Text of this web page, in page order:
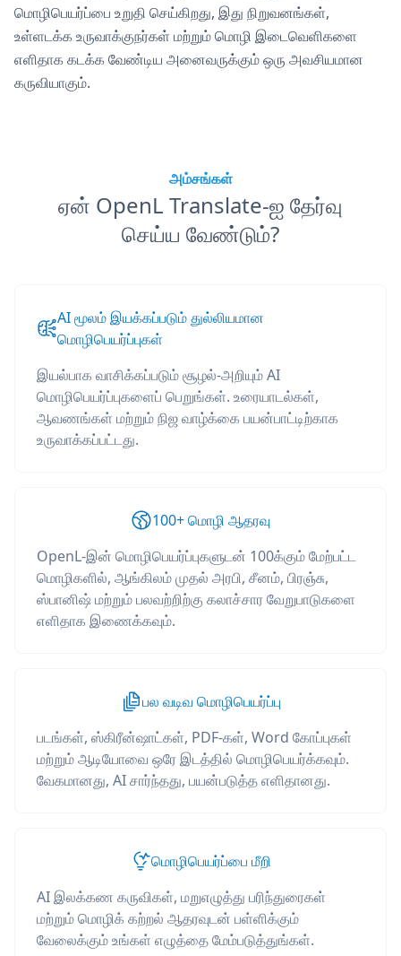
மொழிபெயர்ப்பை உறுதி செய்கிறது, இது நிறுவனங்கள்,
உள்ளடக்க உருவாக்குநர்கள் மற்றும் மொழி இடைவெளிகளை
எளிதாக கடக்க வேண்டிய அனைவருக்கும் ஒரு அவசியமான
கருவியாகும்.
அம்சங்கள்
ஏன் OpenL Translate-ஐ தேர்வு
செய்ய வேண்டும்?
AI மூலம் இயக்கப்படும் துல்லியமான
மொழிபெயர்ப்புகள்
இயல்பாக வாசிக்கப்படும் சூழல்-அறியும் AI
மொழிபெயர்ப்புகளைப் பெறுங்கள். உரையாடல்கள்,
ஆவணங்கள் மற்றும் நிஜ வாழ்க்கை பயன்பாட்டிற்காக
உருவாக்கப்பட்டது.
100+ மொழி ஆதரவு
OpenL-இன் மொழிபெயர்ப்புகளுடன் 100க்கும் மேற்பட்ட
மொழிகளில், ஆங்கிலம் முதல் அரபி, சீனம், பிரஞ்சு,
ஸ்பானிஷ் மற்றும் பலவற்றிற்கு கலாச்சார வேறுபாடுகளை
எளிதாக இணைக்கவும்.
பல வடிவ மொழிபெயர்ப்பு
படங்கள், ஸ்கிரீன்ஷாட்கள், PDF-கள், Word கோப்புகள்
மற்றும் ஆடியோவை ஒரே இடத்தில் மொழிபெயர்க்கவும்.
வேகமானது, AI சார்ந்தது, பயன்படுத்த எளிதானது.
மொழிபெயர்ப்பை மீறி
AI இலக்கண கருவிகள், மறுஎழுத்து பரிந்துரைகள்
மற்றும் மொழிக் கற்றல் ஆதரவுடன் பள்ளிக்கும்
வேலைக்கும் உங்கள் எழுத்தை மேம்படுத்துங்கள்.